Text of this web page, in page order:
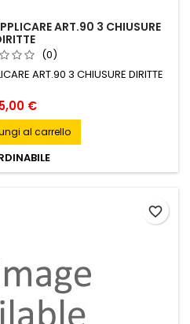
ART.90 3 CHIUSURE
(0)
ART.90 3 CHIUSURE DIRITTE
€
al carrello
favorite_border